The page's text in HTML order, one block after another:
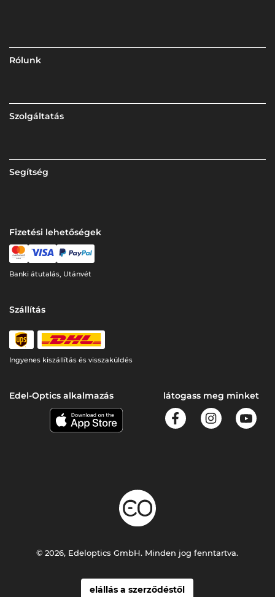
Rólunk
Szolgáltatás
Segítség
Fizetési lehetőségek
Banki átutalás, Utánvét
Szállítás
Ingyenes kiszállítás és visszaküldés
Edel-Optics alkalmazás látogass meg minket
elállás a szerződéstől
© 2026, Edeloptics GmbH. Minden jog fenntartva.